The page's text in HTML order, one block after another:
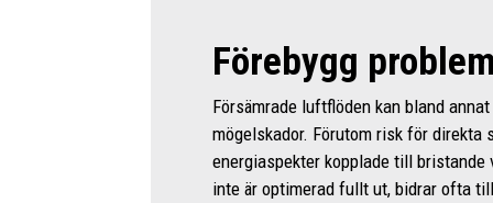
Förebygg
Försämrade luftflöden kan bland
mögelskador. Förutom risk för direkta
energiaspekter kopplade till bristande
inte är optimerad fullt ut, bidrar ofta